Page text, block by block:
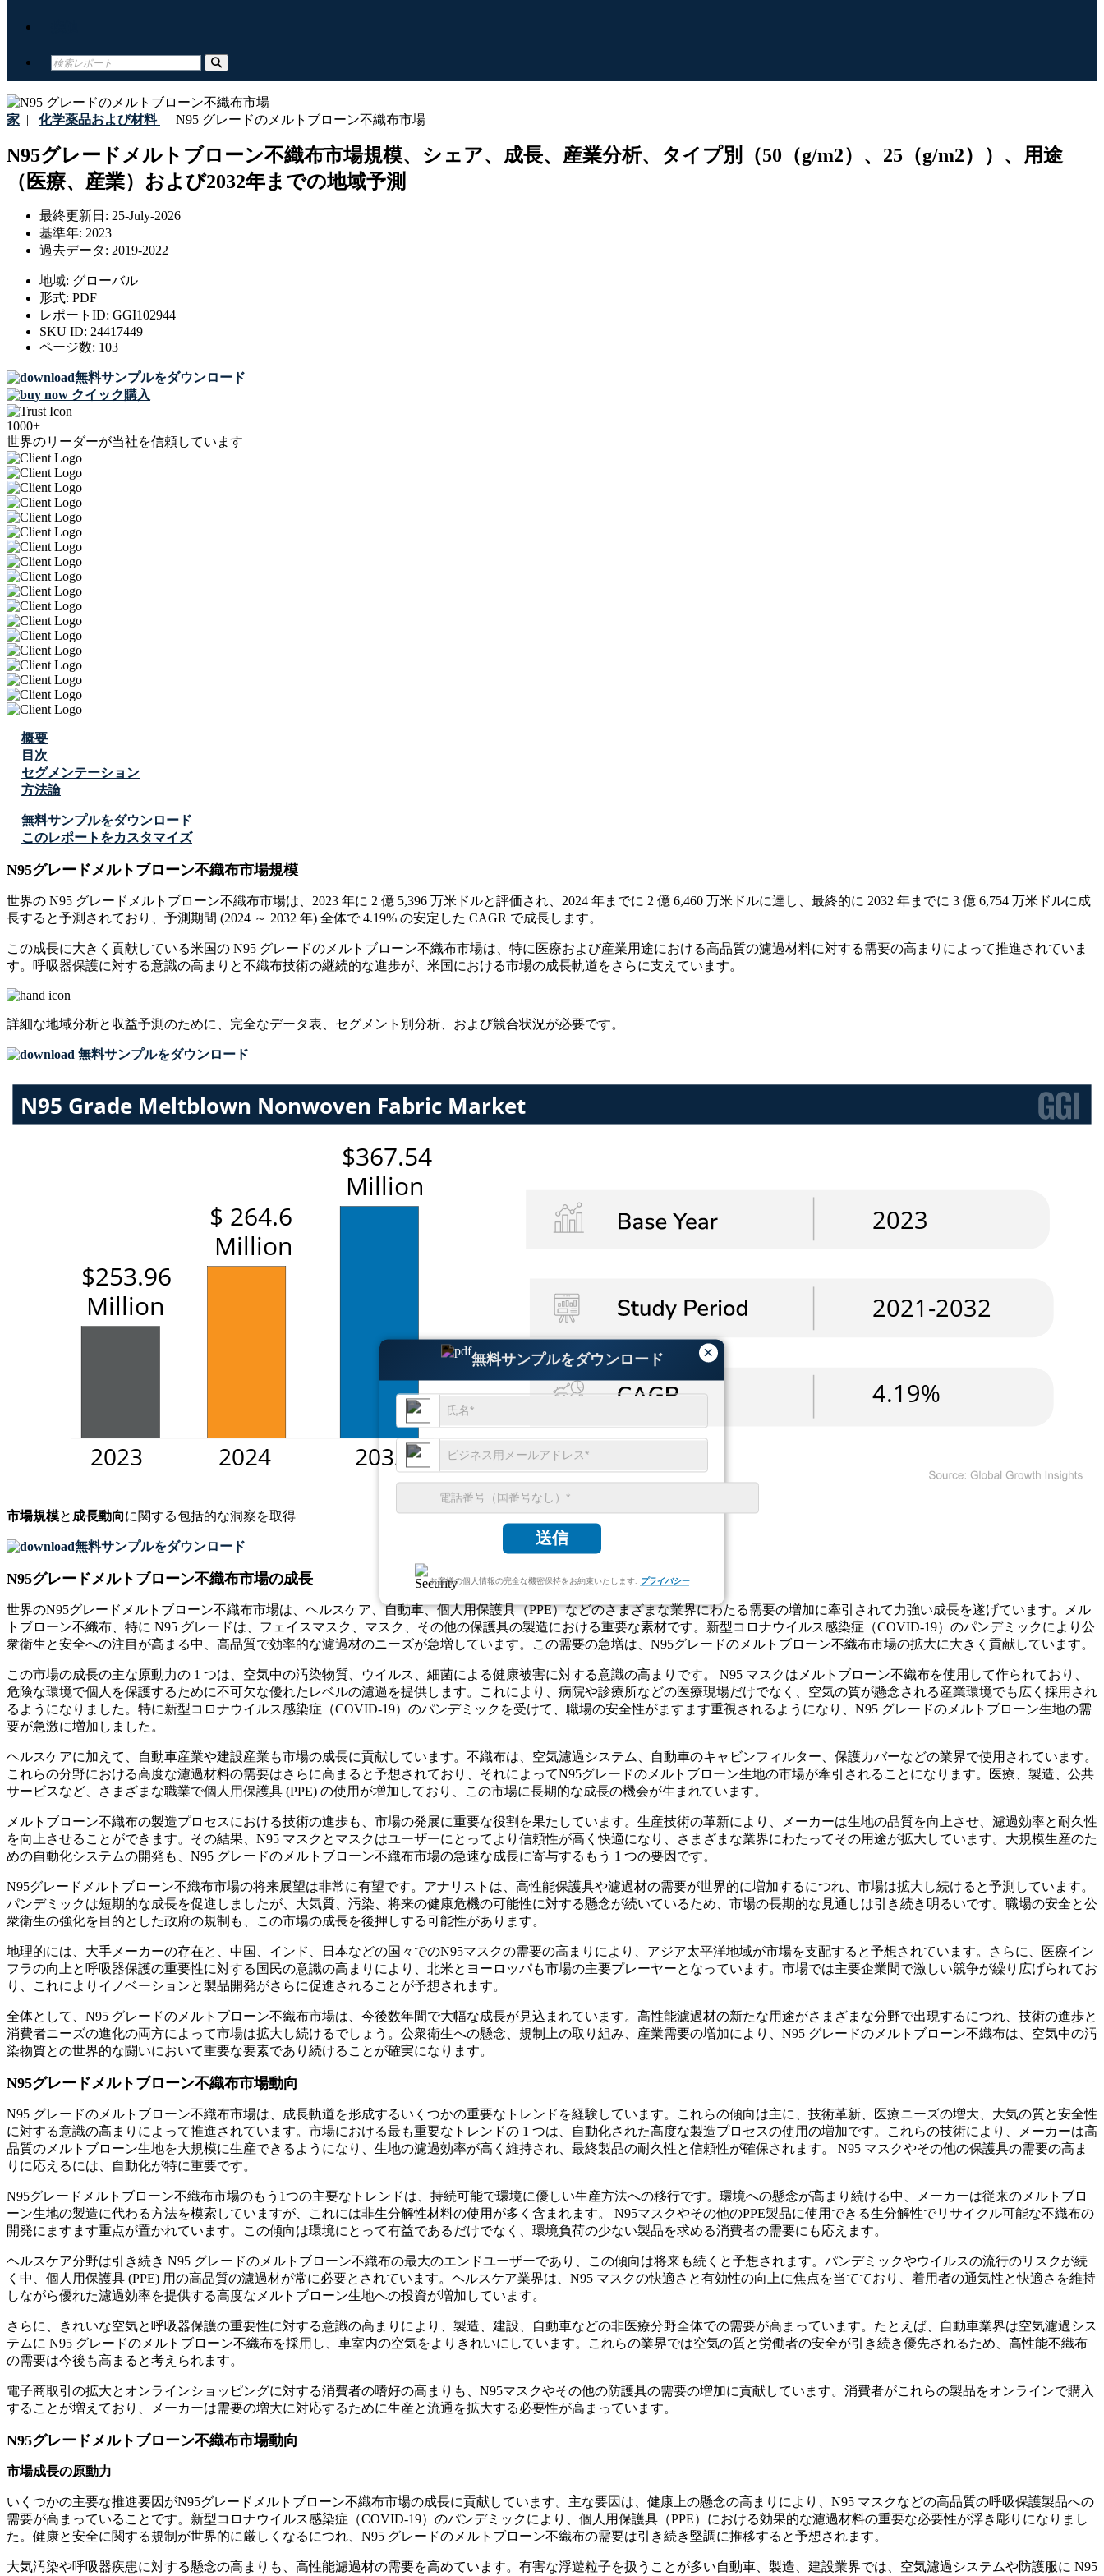
家 | 化学薬品および材料 | N95 グレードのメルトブローン不織布市場
N95グレードメルトブローン不織布市場規模、シェア、成長、産業分析、タイプ別（50（g/m2）、25（g/m2））、用途
（医療、産業）および2032年までの地域予測
最終更新日: 25-July-2026
基準年: 2023
過去データ: 2019-2022
地域: グローバル
形式: PDF
レポートID: GGI102944
SKU ID: 24417449
ページ数: 103
無料サンプルをダウンロード
クイック購入
1000+
世界のリーダーが当社を信頼しています
×
無料サンプルをダウンロード
送信
お客様の個人情報の完全な機密保持をお約束いたします. プライバシー
概要
目次
セグメンテーション
方法論
無料サンプルをダウンロード
このレポートをカスタマイズ
N95グレードメルトブローン不織布市場規模
世界の N95 グレードメルトブローン不織布市場は、2023 年に 2 億 5,396 万米ドルと評価され、2024 年までに 2 億 6,460 万米ドルに達し、最終的に 2032 年までに 3 億 6,754 万米ドルに成
長すると予測されており、予測期間 (2024 ～ 2032 年) 全体で 4.19% の安定した CAGR で成長します。
この成長に大きく貢献している米国の N95 グレードのメルトブローン不織布市場は、特に医療および産業用途における高品質の濾過材料に対する需要の高まりによって推進されていま
す。呼吸器保護に対する意識の高まりと不織布技術の継続的な進歩が、米国における市場の成長軌道をさらに支えています。
詳細な地域分析と収益予測のために、 完全なデータ表、セグメント別分析、および競合状況が必要です。
無料サンプルをダウンロード
市場規模と 成長動向に関する包括的な洞察を取得
無料サンプルをダウンロード
N95グレードメルトブローン不織布市場の成長
世界のN95グレードメルトブローン不織布市場は、ヘルスケア、自動車、個人用保護具（PPE）などのさまざまな業界にわたる需要の増加に牽引されて力強い成長を遂げています。メル
トブローン不織布、特に N95 グレードは、フェイスマスク、マスク、その他の保護具の製造における重要な素材です。新型コロナウイルス感染症（COVID-19）のパンデミックにより公
衆衛生と安全への注目が高まる中、高品質で効率的な濾過材のニーズが急増しています。この需要の急増は、N95グレードのメルトブローン不織布市場の拡大に大きく貢献しています。
この市場の成長の主な原動力の 1 つは、空気中の汚染物質、ウイルス、細菌による健康被害に対する意識の高まりです。 N95 マスクはメルトブローン不織布を使用して作られており、
危険な環境で個人を保護するために不可欠な優れたレベルの濾過を提供します。これにより、病院や診療所などの医療現場だけでなく、空気の質が懸念される産業環境でも広く採用され
るようになりました。特に新型コロナウイルス感染症（COVID-19）のパンデミックを受けて、職場の安全性がますます重視されるようになり、N95 グレードのメルトブローン生地の需
要が急激に増加しました。
ヘルスケアに加えて、自動車産業や建設産業も市場の成長に貢献しています。不織布は、空気濾過システム、自動車のキャビンフィルター、保護カバーなどの業界で使用されています。
これらの分野における高度な濾過材料の需要はさらに高まると予想されており、それによってN95グレードのメルトブローン生地の市場が牽引されることになります。医療、製造、公共
サービスなど、さまざまな職業で個人用保護具 (PPE) の使用が増加しており、この市場に長期的な成長の機会が生まれています。
メルトブローン不織布の製造プロセスにおける技術の進歩も、市場の発展に重要な役割を果たしています。生産技術の革新により、メーカーは生地の品質を向上させ、濾過効率と耐久性
を向上させることができます。その結果、N95 マスクとマスクはユーザーにとってより信頼性が高く快適になり、さまざまな業界にわたってその用途が拡大しています。大規模生産のた
めの自動化システムの開発も、N95 グレードのメルトブローン不織布市場の急速な成長に寄与するもう 1 つの要因です。
N95グレードメルトブローン不織布市場の将来展望は非常に有望です。アナリストは、高性能保護具や濾過材の需要が世界的に増加するにつれ、市場は拡大し続けると予測しています。
パンデミックは短期的な成長を促進しましたが、大気質、汚染、将来の健康危機の可能性に対する懸念が続いているため、市場の長期的な見通しは引き続き明るいです。職場の安全と公
衆衛生の強化を目的とした政府の規制も、この市場の成長を後押しする可能性があります。
地理的には、大手メーカーの存在と、中国、インド、日本などの国々でのN95マスクの需要の高まりにより、アジア太平洋地域が市場を支配すると予想されています。さらに、医療イン
フラの向上と呼吸器保護の重要性に対する国民の意識の高まりにより、北米とヨーロッパも市場の主要プレーヤーとなっています。市場では主要企業間で激しい競争が繰り広げられてお
り、これによりイノベーションと製品開発がさらに促進されることが予想されます。
全体として、N95 グレードのメルトブローン不織布市場は、今後数年間で大幅な成長が見込まれています。高性能濾過材の新たな用途がさまざまな分野で出現するにつれ、技術の進歩と
消費者ニーズの進化の両方によって市場は拡大し続けるでしょう。公衆衛生への懸念、規制上の取り組み、産業需要の増加により、N95 グレードのメルトブローン不織布は、空気中の汚
染物質との世界的な闘いにおいて重要な要素であり続けることが確実になります。
N95グレードメルトブローン不織布市場動向
N95 グレードのメルトブローン不織布市場は、成長軌道を形成するいくつかの重要なトレンドを経験しています。これらの傾向は主に、技術革新、医療ニーズの増大、大気の質と安全性
に対する意識の高まりによって推進されています。市場における最も重要なトレンドの 1 つは、自動化された高度な製造プロセスの使用の増加です。これらの技術により、メーカーは高
品質のメルトブローン生地を大規模に生産できるようになり、生地の濾過効率が高く維持され、最終製品の耐久性と信頼性が確保されます。 N95 マスクやその他の保護具の需要の高ま
りに応えるには、自動化が特に重要です。
N95グレードメルトブローン不織布市場のもう1つの主要なトレンドは、持続可能で環境に優しい生産方法への移行です。環境への懸念が高まり続ける中、メーカーは従来のメルトブロ
ーン生地の製造に代わる方法を模索していますが、これには非生分解性材料の使用が多く含まれます。 N95マスクやその他のPPE製品に使用できる生分解性でリサイクル可能な不織布の
開発にますます重点が置かれています。この傾向は環境にとって有益であるだけでなく、環境負荷の少ない製品を求める消費者の需要にも応えます。
ヘルスケア分野は引き続き N95 グレードのメルトブローン不織布の最大のエンドユーザーであり、この傾向は将来も続くと予想されます。パンデミックやウイルスの流行のリスクが続
く中、個人用保護具 (PPE) 用の高品質の濾過材が常に必要とされています。ヘルスケア業界は、N95 マスクの快適さと有効性の向上に焦点を当てており、着用者の通気性と快適さを維持
しながら優れた濾過効率を提供する高度なメルトブローン生地への投資が増加しています。
さらに、きれいな空気と呼吸器保護の重要性に対する意識の高まりにより、製造、建設、自動車などの非医療分野全体での需要が高まっています。たとえば、自動車業界は空気濾過シス
テムに N95 グレードのメルトブローン不織布を採用し、車室内の空気をよりきれいにしています。これらの業界では空気の質と労働者の安全が引き続き優先されるため、高性能不織布
の需要は今後も高まると考えられます。
電子商取引の拡大とオンラインショッピングに対する消費者の嗜好の高まりも、N95マスクやその他の防護具の需要の増加に貢献しています。消費者がこれらの製品をオンラインで購入
することが増えており、メーカーは需要の増大に対応するために生産と流通を拡大する必要性が高まっています。
N95グレードメルトブローン不織布市場動向
市場成長の原動力
いくつかの主要な推進要因がN95グレードメルトブローン不織布市場の成長に貢献しています。主な要因は、健康上の懸念の高まりにより、N95 マスクなどの高品質の呼吸保護製品への
需要が高まっていることです。新型コロナウイルス感染症（COVID-19）のパンデミックにより、個人用保護具（PPE）における効果的な濾過材料の重要な必要性が浮き彫りになりまし
た。健康と安全に関する規制が世界的に厳しくなるにつれ、N95 グレードのメルトブローン不織布の需要は引き続き堅調に推移すると予想されます。
大気汚染や呼吸器疾患に対する懸念の高まりも、高性能濾過材の需要を高めています。有害な浮遊粒子を扱うことが多い自動車、製造、建設業界では、空気濾過システムや防護服に N95